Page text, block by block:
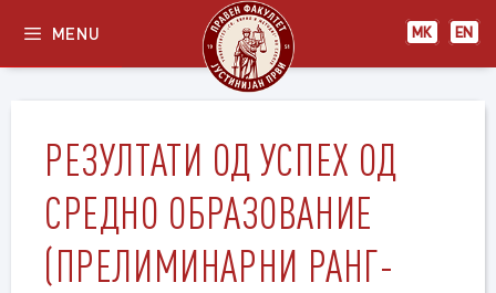
content
МК EN
MENU
РЕЗУЛТАТИ ОД УСПЕХ ОД
СРЕДНО ОБРАЗОВАНИЕ
(ПРЕЛИМИНАРНИ РАНГ-